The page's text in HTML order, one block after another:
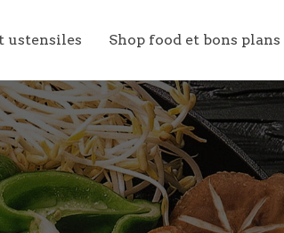
ustensiles Shop food et bons plans